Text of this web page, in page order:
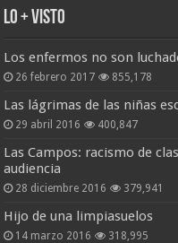
Lo + Visto
Los enfermos no son
26 febrero 2017 855,178
Las lágrimas de las niñas
29 abril 2016 400,847
Las Campos: racismo de
audiencia
28 diciembre 2016 379,941
Hijo de una limpiasuelos
14 marzo 2016 318,995